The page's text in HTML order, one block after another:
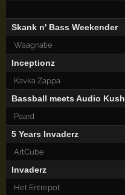
Skank n' Bass Weekender
Waagnatie
Inceptionz
Kavka Zappa
Bassball meets Audio Kush
Paard
5 Years Invaderz
ArtCube
Invaderz
Het Entrepot